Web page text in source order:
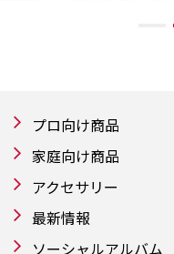
プロ向け商品
家庭向け商品
アクセサリー
最新情報
ソーシャルアルバム